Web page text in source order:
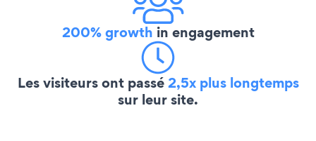
200% growth in engagement
Les visiteurs ont passé2,5x plus longtemps
sur leur site.